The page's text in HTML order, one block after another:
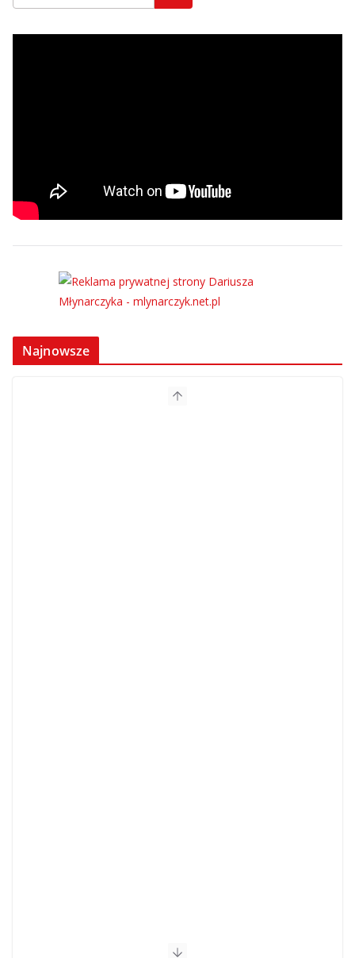
Najnowsze